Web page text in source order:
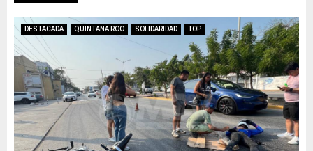
DESTACADA QUINTANA ROO SOLIDARIDAD TOP